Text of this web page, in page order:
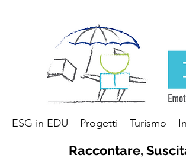
ESG in EDU Progetti Turismo
Raccontare,